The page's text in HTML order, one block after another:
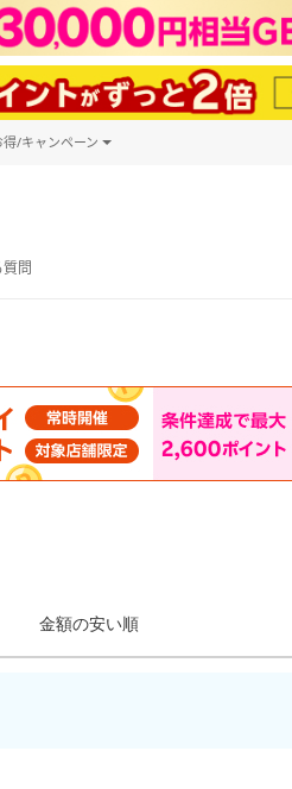
得/キャンペーン
問
金額の安い順